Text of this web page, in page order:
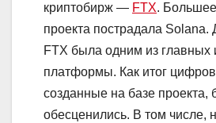
криптобирж — FTX. Большее
проекта пострадала Solana.
FTX была одним из главных
платформы. Как итог
созданные на базе проекта,
обесценились. В том числе,